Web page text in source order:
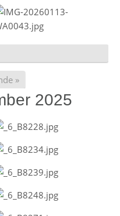
»
2025